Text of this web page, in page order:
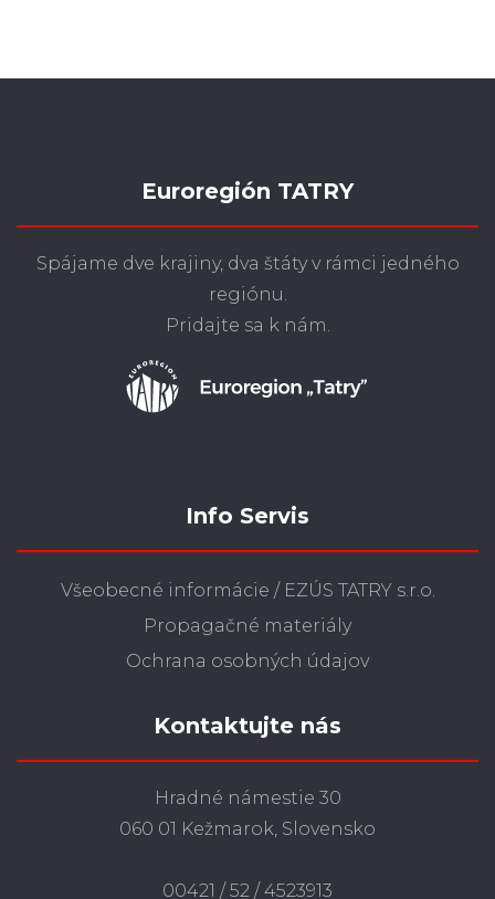
Euroregión TATRY
Spájame dve krajiny, dva štáty v rámci jedného
regiónu.
Pridajte sa k nám.
Info Servis
Všeobecné informácie / EZÚS TATRY s.r.o.
Propagačné materiály
Ochrana osobných údajov
Kontaktujte nás
Hradné námestie 30
060 01 Kežmarok, Slovensko
00421 / 52 / 4523913